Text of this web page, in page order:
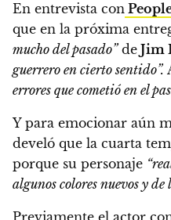
En entrevista con
que en la próxima
mucho del pasado”de Jim
guerrero en cierto sentido”.
errores que cometió en el
Y para emocionar aún
develó que la cuarta
porque su personaje
algunos colores nuevos y de